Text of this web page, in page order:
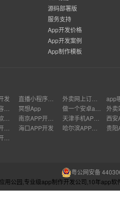
源码部署版
服务支持
App开发价格
App开发案例
App制作模板
发
冥想App
海口APP开发
粤公网安备
应用公园,专业级app制作开发公司,10年app